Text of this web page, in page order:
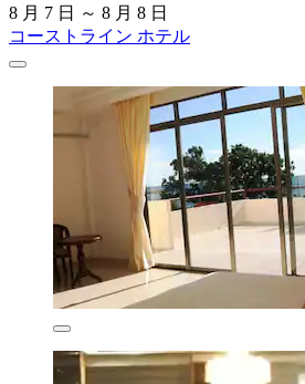
8 月 7 日 ～ 8 月 8 日
コーストライン ホテル